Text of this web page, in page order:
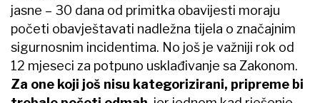
jasne – 30 dana od primitka obavijesti moraju
početi obavještavati nadležna tijela o značajnim
sigurnosnim incidentima. No još je važniji rok od
12 mjeseci za potpuno usklađivanje sa Zakonom.
Za one koji još nisu kategorizirani, pripreme bi